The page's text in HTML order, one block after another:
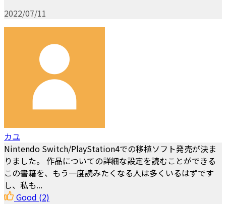
2022/07/11
カユ
Nintendo Switch/PlayStation4での移植ソフト発売が決ま
りました。 作品についての詳細な設定を読むことができる
この書籍を、もう一度読みたくなる人は多くいるはずです
し、私も...
Good (2)